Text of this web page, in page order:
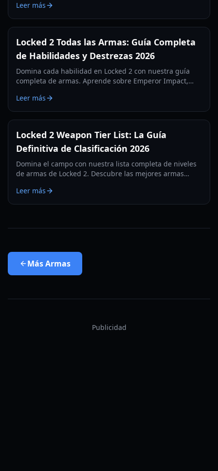
competitivos como para autos.
Leer más
Locked 2 Todas las Armas: Guía Completa
de Habilidades y Destrezas 2026
Domina cada habilidad en Locked 2 con nuestra guía
completa de armas. Aprende sobre Emperor Impact,
defensivas.
Leer más
Locked 2 Weapon Tier List: La Guía
Definitiva de Clasificación 2026
Domina el campo con nuestra lista completa de niveles
de armas de Locked 2. Descubre las mejores armas
en 2026.
Leer más
MásArmas
Publicidad